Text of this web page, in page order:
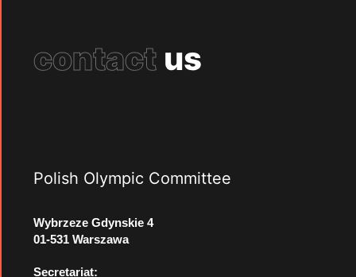
contact us
Polish Olympic Committee
Wybrzeze Gdynskie 4
01-531 Warszawa
Secretariat: